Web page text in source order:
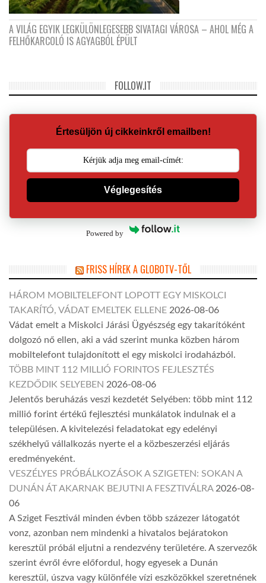
A VILÁG EGYIK LEGKÜLÖNLEGESEBB SIVATAGI VÁROSA – AHOL MÉG A
FELHŐKARCOLÓ IS AGYAGBÓL ÉPÜLT
FOLLOW.IT
Értesüljön új cikkeinkről emailben!
Véglegesítés
Powered by
FRISS HÍREK A GLOBOTV-TŐL
HÁROM MOBILTELEFONT LOPOTT EGY MISKOLCI
TAKARÍTÓ, VÁDAT EMELTEK ELLENE 2026-08-06
Vádat emelt a Miskolci Járási Ügyészség egy takarítóként
dolgozó nő ellen, aki a vád szerint munka közben három
mobiltelefont tulajdonított el egy miskolci irodaházból.
TÖBB MINT 112 MILLIÓ FORINTOS FEJLESZTÉS
KEZDŐDIK SELYEBEN 2026-08-06
Jelentős beruházás veszi kezdetét Selyében: több mint 112
millió forint értékű fejlesztési munkálatok indulnak el a
településen. A kivitelezési feladatokat egy edelényi
székhelyű vállalkozás nyerte el a közbeszerzési eljárás
eredményeként.
VESZÉLYES PRÓBÁLKOZÁSOK A SZIGETEN: SOKAN A
DUNÁN ÁT AKARNAK BEJUTNI A FESZTIVÁLRA 2026-08-
06
A Sziget Fesztivál minden évben több százezer látogatót
vonz, azonban nem mindenki a hivatalos bejáratokon
keresztül próbál eljutni a rendezvény területére. A szervezők
szerint évről évre előfordul, hogy egyesek a Dunán
keresztül, úszva vagy különféle vízi eszközökkel szeretnének